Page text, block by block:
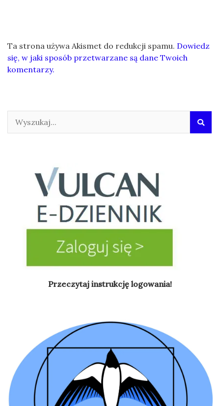
Ta strona używa Akismet do redukcji spamu. Dowiedz
się, w jaki sposób przetwarzane są dane Twoich
komentarzy.
Przeczytaj instrukcję logowania!